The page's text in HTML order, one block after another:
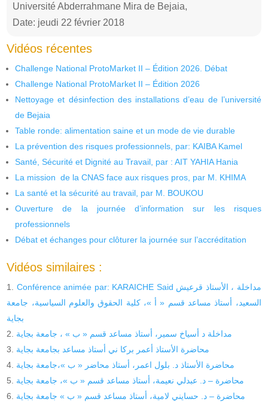
Université Abderrahmane Mira de Bejaia,
Date: jeudi 22 février 2018
Vidéos récentes
Challenge National ProtoMarket II – Édition 2026. Débat
Challenge National ProtoMarket II – Édition 2026
Nettoyage et désinfection des installations d’eau de l’université
de Bejaia
Table ronde: alimentation saine et un mode de vie durable
La prévention des risques professionnels, par: KAIBA Kamel
Santé, Sécurité et Dignité au Travail, par : AIT YAHIA Hania
La mission de la CNAS face aux risques pros, par M. KHIMA
La santé et la sécurité au travail, par M. BOUKOU
Ouverture de la journée d’information sur les risques
professionnels
Débat et échanges pour clôturer la journée sur l’accréditation
Vidéos similaires :
Conférence animée par: KARAICHE Said مداخلة ، الأستاذ قرعيش
السعيد، أستاذ مساعد قسم « أ »، كلية الحقوق والعلوم السياسية، جامعة
بجاية
مداخلة د أسياخ سمير، أستاذ مساعد قسم « ب » ، جامعة بجاية
محاضرة الأستاذ أعمر بركا ني أستاذ مساعد بجامعة بجاية
محاضرة الأستاذ د. بلول اعمر، أستاذ محاضر « ب »،جامعة بجاية
محاضرة – د. عبدلي نعيمة، أستاذ مساعد قسم « ب »، جامعة بجاية
محاضرة – د. حسايني لامية، أستاذ مساعد قسم « ب » جامعة بجاية